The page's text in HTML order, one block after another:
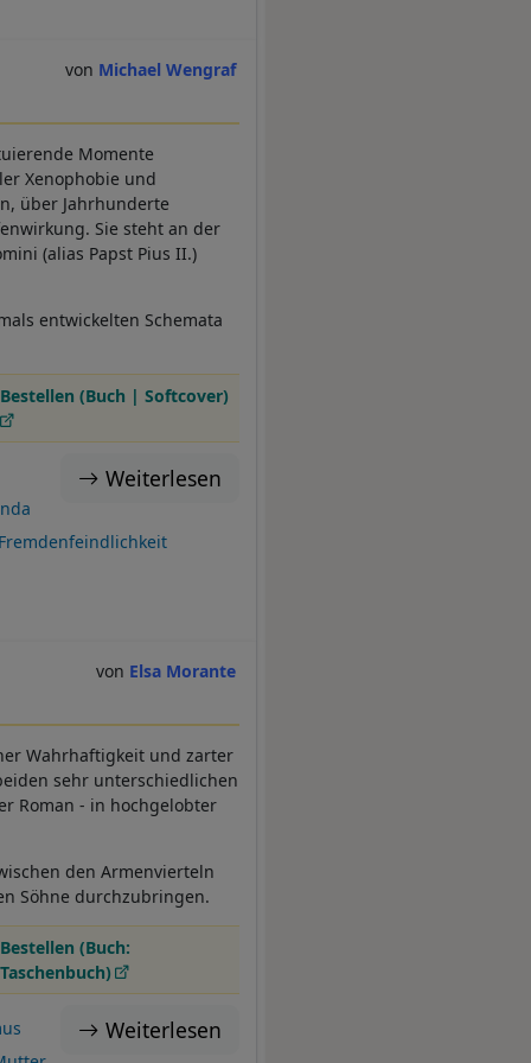
Michael Wengraf
Momente
Xenophobie und
über Jahrhunderte
Sie steht an der
(alias Papst Pius II.)
entwickelten Schemata
Bestellen (Buch | Softcover)
Weiterlesen
Fremdenfeindlichkeit
Elsa Morante
Wahrhaftigkeit und zarter
sehr unterschiedlichen
Roman - in hochgelobter
den Armenvierteln
Söhne durchzubringen.
Bestellen (Buch:
Taschenbuch)
Weiterlesen